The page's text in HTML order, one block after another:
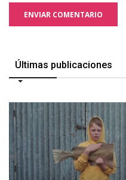
ENVIAR COMENTARIO
Últimas publicaciones